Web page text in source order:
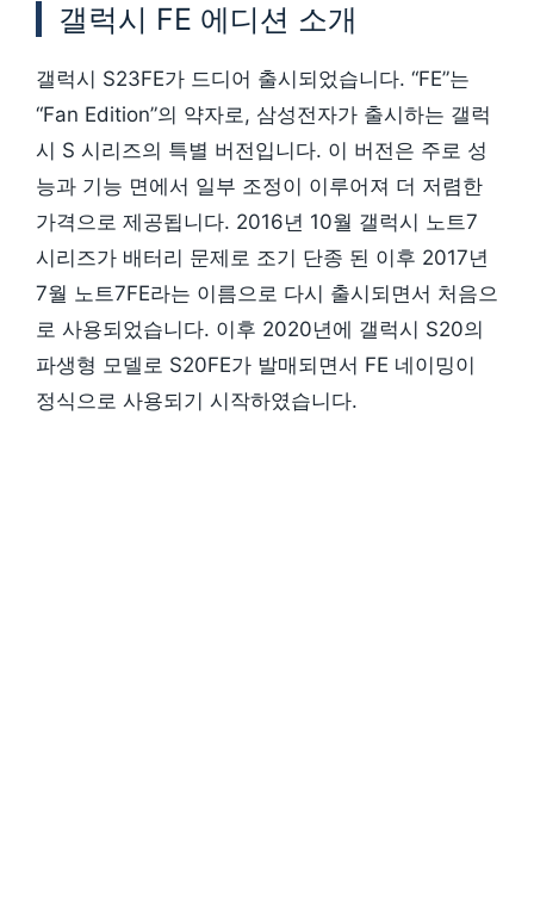
갤럭시 FE 에디션 소개
갤럭시 S23FE가 드디어 출시되었습니다. “FE”는
“Fan Edition”의 약자로, 삼성전자가 출시하는 갤럭
시 S 시리즈의 특별 버전입니다. 이 버전은 주로 성
능과 기능 면에서 일부 조정이 이루어져 더 저렴한
가격으로 제공됩니다. 2016년 10월 갤럭시 노트7
시리즈가 배터리 문제로 조기 단종 된 이후 2017년
7월 노트7FE라는 이름으로 다시 출시되면서 처음으
로 사용되었습니다. 이후 2020년에 갤럭시 S20의
파생형 모델로 S20FE가 발매되면서 FE 네이밍이
정식으로 사용되기 시작하였습니다.